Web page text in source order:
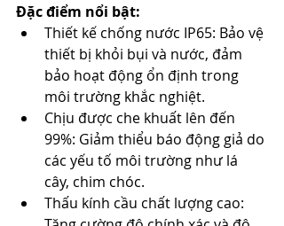
Đặc điểm nổi bật:
Thiết kế chống nước IP65: Bảo vệ
thiết bị khỏi bụi và nước, đảm
bảo hoạt động ổn định trong
môi trường khắc nghiệt.​
Chịu được che khuất lên đến
99%: Giảm thiểu báo động giả do
các yếu tố môi trường như lá
cây, chim chóc.​
Thấu kính cầu chất lượng cao: